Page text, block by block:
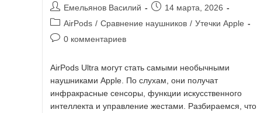
Емельянов Василий
14 марта, 2026
AirPods / Сравнение наушников / Утечки Apple
0 комментариев
AirPods Ultra могут стать самыми необычными
наушниками Apple. По слухам, они получат
инфракрасные сенсоры, функции искусственного
интеллекта и управление жестами. Разбираемся, что